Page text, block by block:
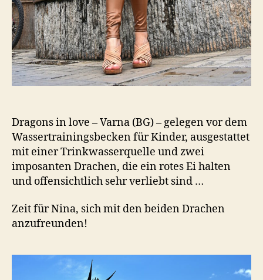
Dragons in love – Varna (BG) – gelegen vor dem
Wassertrainingsbecken für Kinder, ausgestattet
mit einer Trinkwasserquelle und zwei
imposanten Drachen, die ein rotes Ei halten
und offensichtlich sehr verliebt sind …
Zeit für Nina, sich mit den beiden Drachen
anzufreunden!